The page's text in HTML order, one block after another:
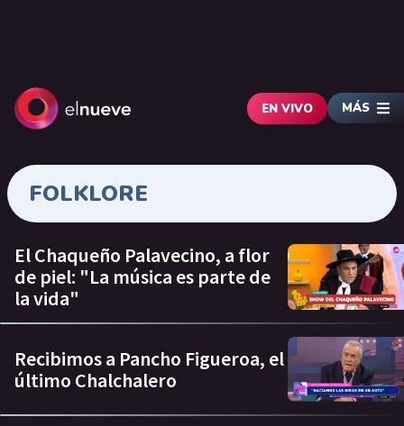
EN VIVO MÁS
FOLKLORE
El Chaqueño Palavecino, a flor
de piel: "La música es parte de
la vida"
Recibimos a Pancho Figueroa, el
último Chalchalero